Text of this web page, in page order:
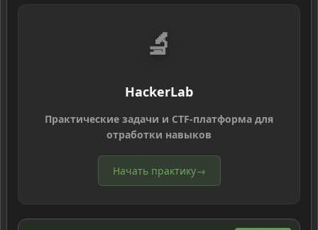
🔬
HackerLab
Практические задачи и CTF-платформа для
отработки навыков
Начать практику→